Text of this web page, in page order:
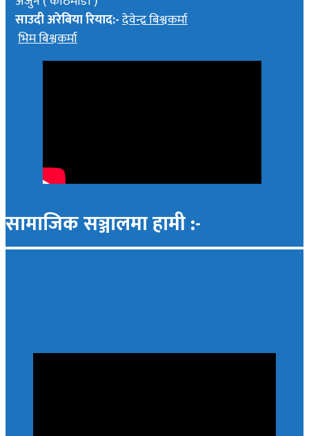
साउदी अरेबिया रियाद:-देवेन्द्र बिश्वकर्मा
भिम बिश्वकर्मा
सामाजिक सञ्जालमा हामी :-